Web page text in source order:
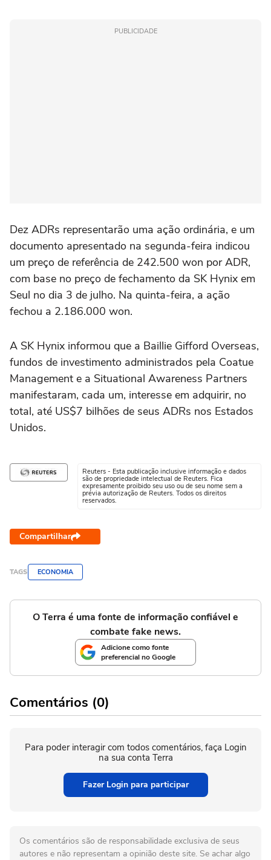
PUBLICIDADE
Dez ADRs representarão uma ação ordinária, e um
documento apresentado na segunda-feira indicou
um preço de referência de 242.500 won por ADR,
com base no preço de fechamento da SK Hynix em
Seul no dia 3 de julho. Na quinta-feira, a ação
fechou a 2.186.000 won.
A SK Hynix informou que a Baillie Gifford Overseas,
fundos de investimento administrados pela Coatue
Management e a Situational Awareness Partners
manifestaram, cada um, interesse em adquirir, no
total, até US$7 bilhões de seus ADRs nos Estados
Unidos.
Reuters - Esta publicação inclusive informação e dados
são de propriedade intelectual de Reuters. Fica
expresamente proibido seu uso ou de seu nome sem a
prévia autorização de Reuters. Todos os direitos
reservados.
Compartilhar
TAGS ECONOMIA
O Terra é uma fonte de informação confiável e
combate fake news.
Adicione como fonte
preferencial no Google
Comentários (0)
Para poder interagir com todos comentários, faça Login
na sua conta Terra
Fazer Login para participar
Os comentários são de responsabilidade exclusiva de seus
autores e não representam a opinião deste site. Se achar algo